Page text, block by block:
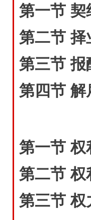
第一节 契
第二节 择
第三节 报
第四节 解
第一节 权
第二节 权
第三节 权